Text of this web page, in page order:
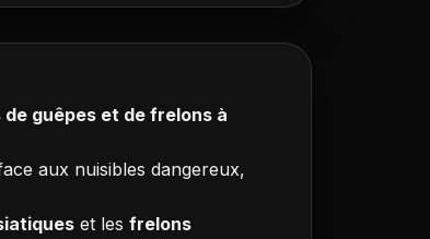
guêpes et de frelons à
aux nuisibles dangereux,
et les frelons